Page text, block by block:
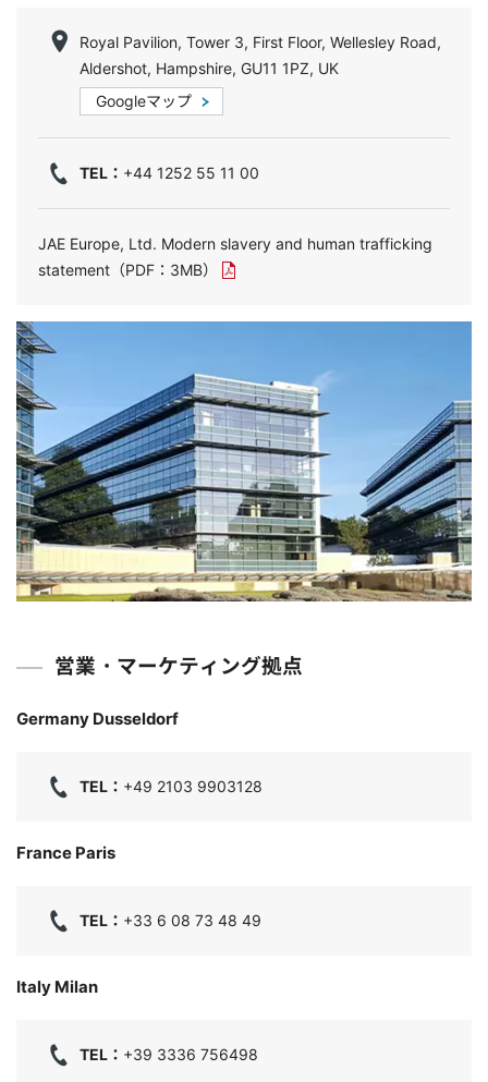
Royal Pavilion, Tower 3, First Floor, Wellesley Road,
Aldershot, Hampshire, GU11 1PZ, UK
Googleマップ
TEL： +44 1252 55 11 00
JAE Europe, Ltd. Modern slavery and human trafficking
statement （PDF：3MB）
営業・マーケティング拠点
Germany Dusseldorf
TEL： +49 2103 9903128
France Paris
TEL： +33 6 08 73 48 49
Italy Milan
TEL： +39 3336 756498